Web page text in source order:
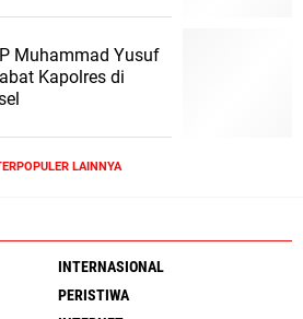
Muhammad Yusuf
Kapolres di
LAINNYA
INTERNASIONAL
PERISTIWA